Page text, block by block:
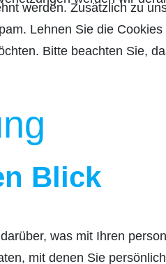
Blick
was mit Ihren
mit denen Sie
werden. Zusätzlich zu
Lehnen Sie die
Bitte beachten Sie,